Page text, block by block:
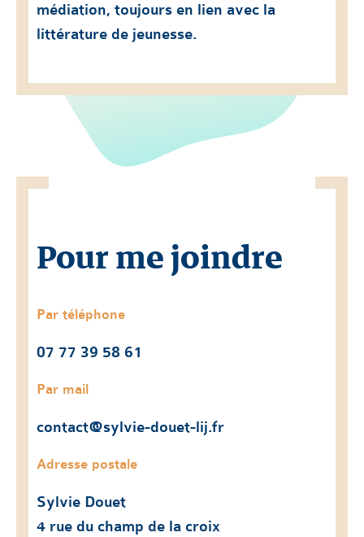
médiation, toujours en lien avec la
littérature de jeunesse.
Pour me joindre
Par téléphone
07 77 39 58 61
Par mail
contact@sylvie-douet-lij.fr
Adresse postale
Sylvie Douet
4 rue du champ de la croix